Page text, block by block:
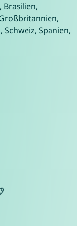
, Brasilien,
Großbritannien,
, Schweiz, Spanien,